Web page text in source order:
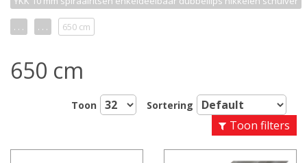
. . . . . . 650 cm
650 cm
Toon Sortering
Toon filters